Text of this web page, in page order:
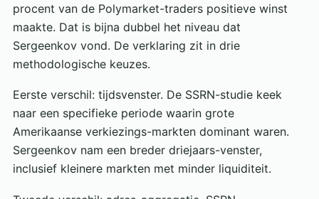
procent van de Polymarket-traders positieve winst
maakte. Dat is bijna dubbel het niveau dat
Sergeenkov vond. De verklaring zit in drie
methodologische keuzes.
Eerste verschil: tijdsvenster. De SSRN-studie keek
naar een specifieke periode waarin grote
Amerikaanse verkiezings-markten dominant waren.
Sergeenkov nam een breder driejaars-venster,
inclusief kleinere markten met minder liquiditeit.